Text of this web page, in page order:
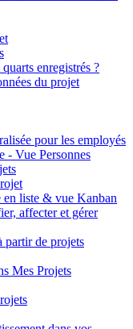
enregistrés ?
du projet
pour les employés
- Vue Personnes
en liste & vue Kanban
affecter et gérer
partir de projets
Mes Projets